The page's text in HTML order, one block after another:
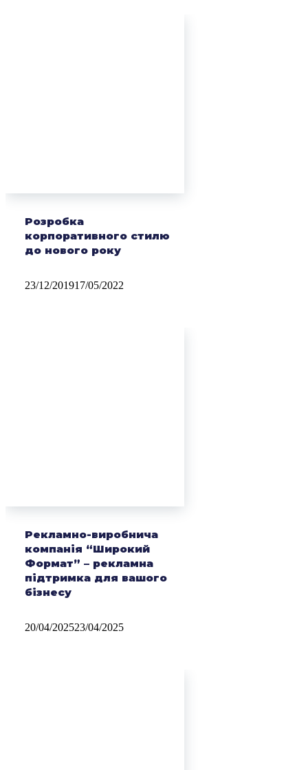
Розробка
корпоративного стилю
до нового року
23/12/201917/05/2022
Рекламно-виробнича
компанія “Широкий
Формат” – рекламна
підтримка для вашого
бізнесу
20/04/202523/04/2025